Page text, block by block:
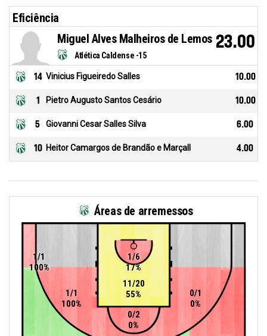
Eficiência
Atlética Caldense -15
Miguel Alves Malheiros de Lemos 23.00
14 Vinicius Figueiredo Salles 10.00
1 Pietro Augusto Santos Cesário 10.00
5 Giovanni Cesar Salles Silva 6.00
10 Heitor Camargos de Brandão e Marçall 4.00
Áreas de arremessos
11/20
55%
1/1
100%
0/2
0%
1/1
100%
1/6
17%
0/1
0%